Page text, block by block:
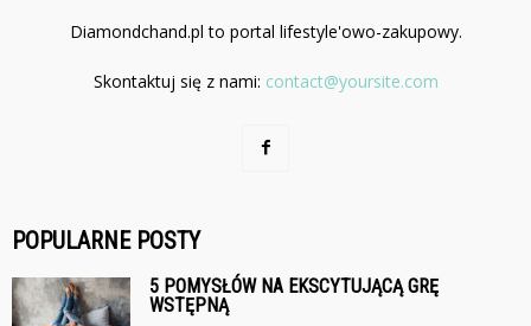
Diamondchand.pl to portal lifestyle'owo-zakupowy.
Skontaktuj się z nami: contact@yoursite.com
POPULARNE POSTY
5 POMYSŁÓW NA EKSCYTUJĄCĄ GRĘ
WSTĘPNĄ